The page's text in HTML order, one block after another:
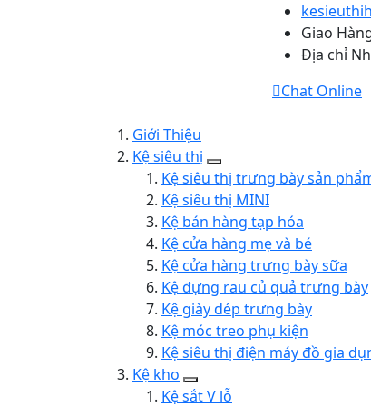
Giao
Địa chỉ
Chat Online
Giới Thiệu
Kệ siêu thị
Kệ siêu thị trưng bày sản
Kệ siêu thị MINI
Kệ bán hàng tạp hóa
Kệ cửa hàng mẹ và bé
Kệ cửa hàng trưng bày sữa
Kệ đựng rau củ quả trưng bày
Kệ giày dép trưng bày
Kệ móc treo phụ kiện
Kệ siêu thị điện máy đồ gia
Kệ kho
Kệ sắt V lỗ